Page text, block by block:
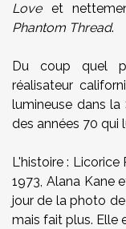
Loveet
Phantom Thread.
Du coup quel
réalisateur
lumineuse dans
des années 70 qui
L'histoire :
1973, Alana Kane
jour de la photo
mais fait plus. Elle